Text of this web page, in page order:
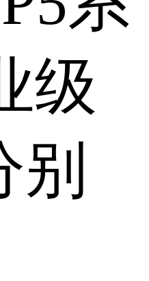
级
别